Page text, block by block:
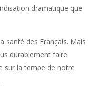
dramatique que
santé des Français. Mais
durablement faire
sur la tempe de notre